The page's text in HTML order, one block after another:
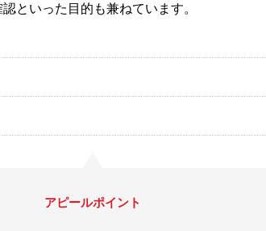
といった目的も兼ねています。
アピールポイント